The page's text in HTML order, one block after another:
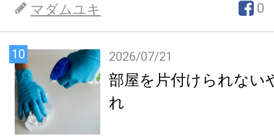
マダムユキ 0
10 2026/07/21
部屋を片付けられない
れ